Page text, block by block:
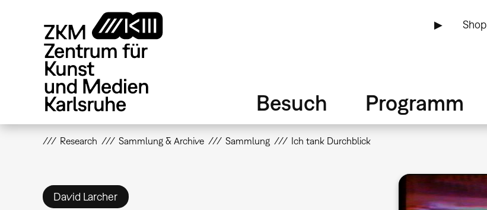
▶ Shop
Besuch Programm
Research Sammlung & Archive Sammlung Ich tank Durchblick
David Larcher